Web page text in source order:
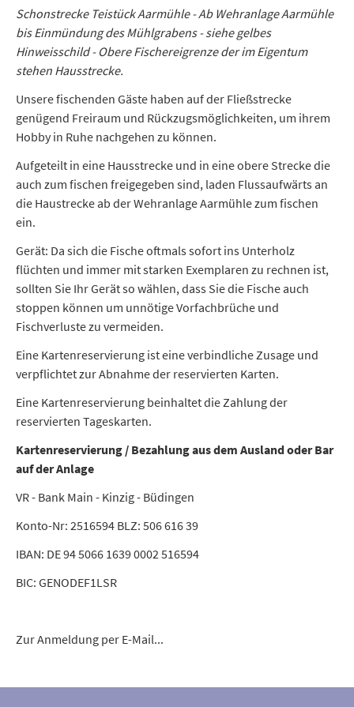
Schonstrecke Teistück Aarmühle - Ab Wehranlage Aarmühle
bis Einmündung des Mühlgrabens - siehe gelbes
Hinweisschild - Obere Fischereigrenze der im Eigentum
stehen Hausstrecke.
Unsere fischenden Gäste haben auf der Fließstrecke
genügend Freiraum und Rückzugsmöglichkeiten, um ihrem
Hobby in Ruhe nachgehen zu können.
Aufgeteilt in eine Hausstrecke und in eine obere Strecke die
auch zum fischen freigegeben sind, laden Flussaufwärts an
die Haustrecke ab der Wehranlage Aarmühle zum fischen
ein.
Gerät: Da sich die Fische oftmals sofort ins Unterholz
flüchten und immer mit starken Exemplaren zu rechnen ist,
sollten Sie Ihr Gerät so wählen, dass Sie die Fische auch
stoppen können um unnötige Vorfachbrüche und
Fischverluste zu vermeiden.
Eine Kartenreservierung ist eine verbindliche Zusage und
verpflichtet zur Abnahme der reservierten Karten.
Eine Kartenreservierung beinhaltet die Zahlung der
reservierten Tageskarten.
Kartenreservierung / Bezahlung aus dem Ausland oder Bar
auf der Anlage
VR - Bank Main - Kinzig - Büdingen
Konto-Nr: 2516594 BLZ: 506 616 39
IBAN: DE 94 5066 1639 0002 516594
BIC: GENODEF1LSR
Zur Anmeldung per E-Mail...